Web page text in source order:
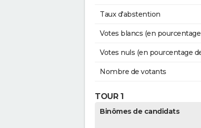
Taux d'abstention
Votes blancs (en
Votes nuls (en pourcentage
Nombre de votants
TOUR 1
Binômes de candidats